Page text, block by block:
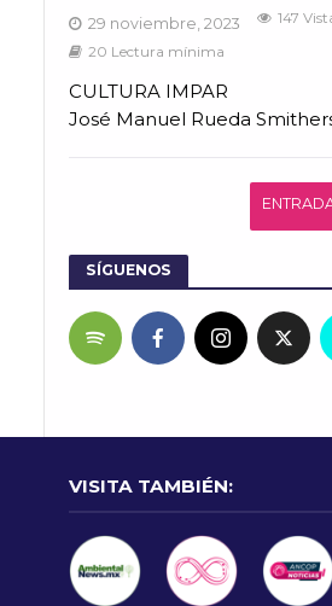
29 noviembre, 2023
147
20 Lectura mínima
CULTURA IMPAR
José Manuel Rueda
SÍGUENOS
VISITA TAMBIÉN: